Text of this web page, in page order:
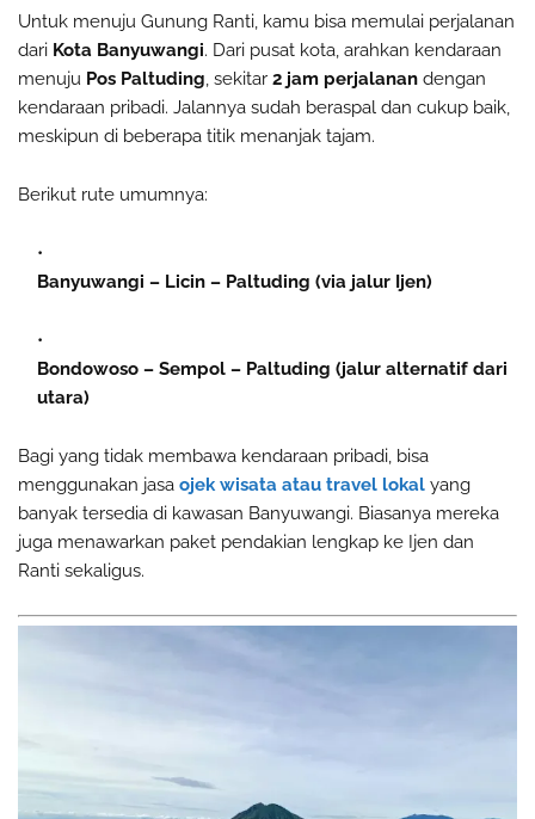
Untuk menuju Gunung Ranti, kamu bisa memulai perjalanan
dari Kota Banyuwangi. Dari pusat kota, arahkan kendaraan
menuju Pos Paltuding, sekitar 2 jam perjalanan dengan
kendaraan pribadi. Jalannya sudah beraspal dan cukup baik,
meskipun di beberapa titik menanjak tajam.
Berikut rute umumnya:
Banyuwangi – Licin – Paltuding (via jalur Ijen)
Bondowoso – Sempol – Paltuding (jalur alternatif dari
utara)
Bagi yang tidak membawa kendaraan pribadi, bisa
menggunakan jasa ojek wisata atau travel lokal yang
banyak tersedia di kawasan Banyuwangi. Biasanya mereka
juga menawarkan paket pendakian lengkap ke Ijen dan
Ranti sekaligus.